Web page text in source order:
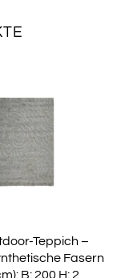
Teppich –
Fasern
B: 200 H: 2